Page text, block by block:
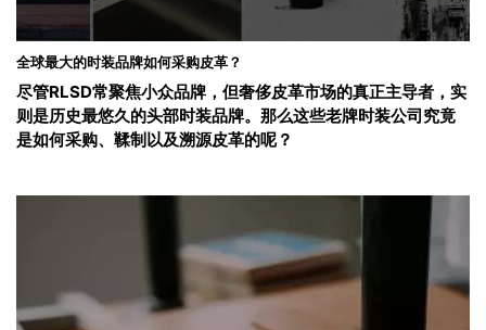
全球最大的时装品牌如何采购皮革？
尽管RLSD常聚焦小众品牌，但奢侈皮革市场的真正主导者，实
则是历史最悠久的头部时装品牌。那么这些老牌时装公司究竟
是如何采购、鞣制以及溯源皮革的呢？